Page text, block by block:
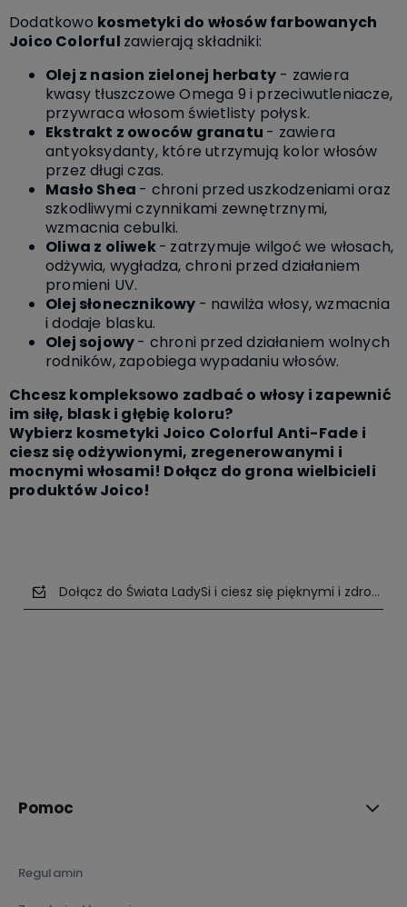
Dodatkowo kosmetyki do włosów farbowanych
Joico Colorful zawierają składniki:
Olej z nasion zielonej herbaty - zawiera
kwasy tłuszczowe Omega 9 i przeciwutleniacze,
przywraca włosom świetlisty połysk.
Ekstrakt z owoców granatu - zawiera
antyoksydanty, które utrzymują kolor włosów
przez długi czas.
Masło Shea - chroni przed uszkodzeniami oraz
szkodliwymi czynnikami zewnętrznymi,
wzmacnia cebulki.
Oliwa z oliwek- zatrzymuje wilgoć we włosach,
odżywia, wygładza, chroni przed działaniem
promieni UV.
Olej słonecznikowy - nawilża włosy, wzmacnia
i dodaje blasku.
Olej sojowy- chroni przed działaniem wolnych
rodników, zapobiega wypadaniu włosów.
Chcesz kompleksowo zadbać o włosy i zapewnić
im siłę, blask i głębię koloru?
Wybierz kosmetyki Joico Colorful Anti-Fade i
ciesz się odżywionymi, zregenerowanymi i
mocnymi włosami! Dołącz do grona wielbicieli
produktów Joico!
Dołącz do Świata LadySi i ciesz się pięknymi i
Pomoc
Regulamin